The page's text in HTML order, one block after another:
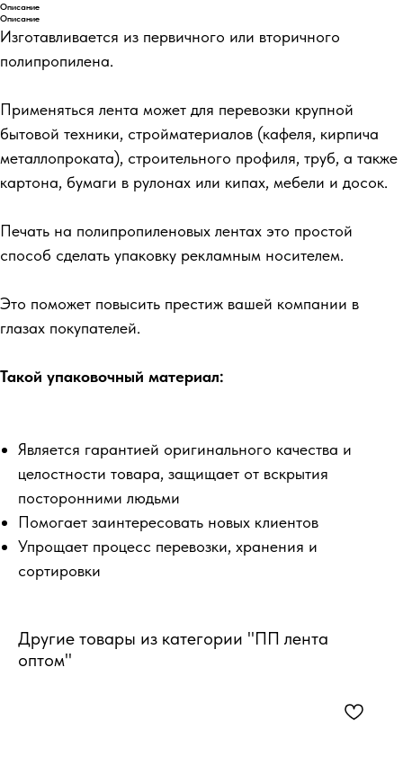
Описание
Описание
Изготавливается из первичного или вторичного
полипропилена.
Применяться лента может для перевозки крупной
бытовой техники, стройматериалов (кафеля, кирпича
металлопроката), строительного профиля, труб, а также
картона, бумаги в рулонах или кипах, мебели и досок.
Печать на полипропиленовых лентах это простой
способ сделать упаковку рекламным носителем.
Это поможет повысить престиж вашей компании в
глазах покупателей.
Такой упаковочный материал:
Является гарантией оригинального качества и
целостности товара, защищает от вскрытия
посторонними людьми
Помогает заинтересовать новых клиентов
Упрощает процесс перевозки, хранения и
сортировки
Другие товары из категории "ПП лента
оптом"